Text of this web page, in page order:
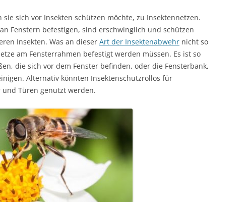
sich vor Insekten schützen möchte, zu Insektennetzen.
Fenstern befestigen, sind erschwinglich und schützen
Insekten. Was an dieser Art der Insektenabwehr nicht so
am Fensterrahmen befestigt werden müssen. Es ist so
die sich vor dem Fenster befinden, oder die Fensterbank,
Alternativ könnten Insektenschutzrollos für
Türen genutzt werden.